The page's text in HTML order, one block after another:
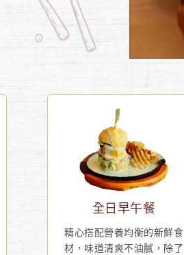
全日早午餐
精心搭配營養均衡的新鮮食
材，味道清爽不油膩，除了